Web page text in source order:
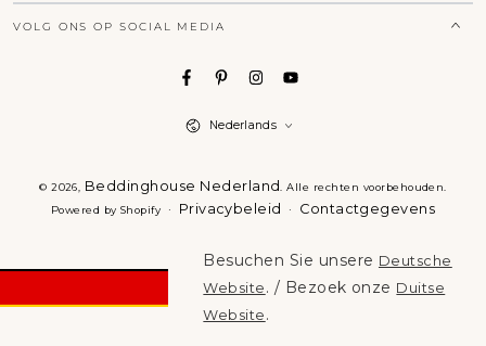
VOLG ONS OP SOCIAL MEDIA
© 2026, Beddinghouse Nederland
. Alle rechten voorbehouden.
Powered by Shopify
Privacybeleid Contactgegevens
Nederlands
Besuchen Sie unsere Deutsche
Website . / Bezoek onze Duitse
Website .